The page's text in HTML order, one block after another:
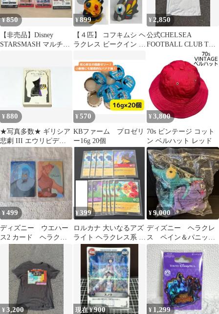
¥850
【非売品】Disney
STARSMASH マルチケ
¥899
【４匹】 コフキムシ ヘ
ラクレス ビークイン ア
ビ
¥ 2,850
公式CHELSEA
FOOTBALL CLUB Tシ
¥880
★写真多数★ ギリシア
悲劇 III エウリピデス
(上)
¥570
KBファーム プロゼリ
ー16g 20個
¥ 3,800
70s ビンテージ コット
ン ベルハット レッド
¥499
ディズニー ウエハー
ス2 カード ヘラクレ
ス ハデス Disney
¥ 399
ロルカナ 大いなるアズ
ライト ヘラクレス系 ま
とめ売り
¥9,000
ディズニー ヘラクレ
ス ペイン＆パニッ
ク ぬいぐるみ 未開
封 保管品
¥3,200 現在 ¥900 ¥ 1,299